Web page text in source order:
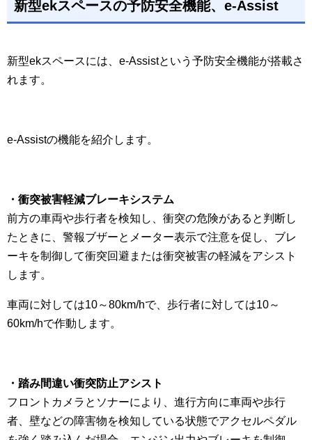
新型ekスペースの予防安全機能、e-Assist
新型ekスペースには、e-Assistという予防安全機能が搭載さ
れます。
e-Assistの機能を紹介します。
・衝突被害軽減ブレーキシステム
前方の車両や歩行者を検知し、衝突の危険があると判断し
たときに、警報ブザーとメーター表示で注意を促し、ブレ
ーキを制御して衝突回避または衝突被害の軽減をアシスト
します。
車両に対しては10～80km/hで、歩行者に対しては10～
60km/hで作動します。
・踏み間違い衝突防止アシスト
フロントカメラとソナーにより、進行方向に車両や歩行
者、壁などの障害物を検知している状態でアクセルペダル